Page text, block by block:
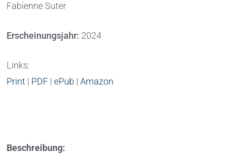
Fabienne Suter
Erscheinungsjahr: 2024
Links:
Print | PDF |ePub |Amazon
Beschreibung: